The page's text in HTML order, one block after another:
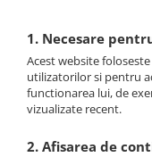
1. Necesare
Acest website
utilizatorilor si pentru
functionarea lui, de
vizualizate recent.
2. Afisarea de